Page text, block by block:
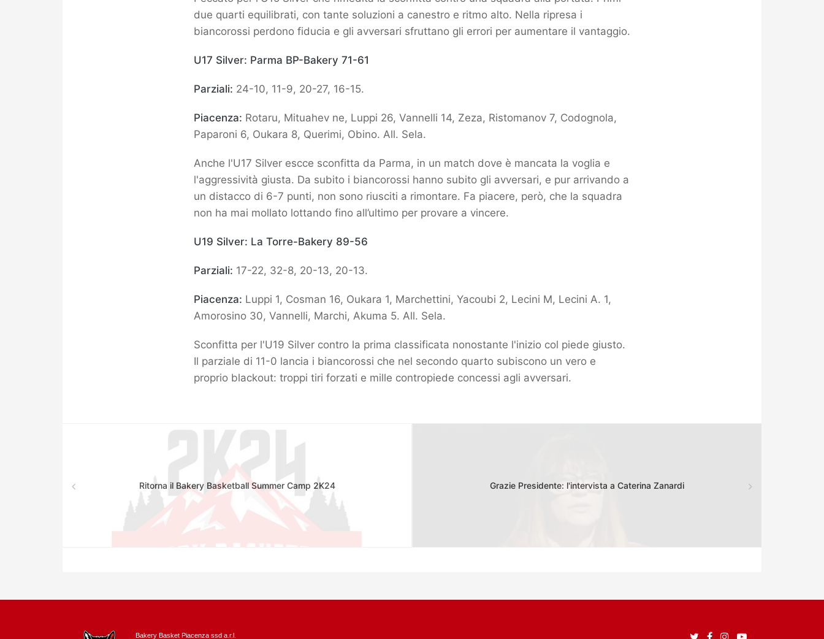
due quarti equilibrati, con tante soluzioni a canestro e ritmo alto. Nella ripresa i
biancorossi perdono fiducia e gli avversari sfruttano gli errori per aumentare il vantaggio.
U17 Silver: Parma BP-Bakery 71-61
Parziali: 24-10, 11-9, 20-27, 16-15.
Piacenza: Rotaru, Mituahev ne, Luppi 26, Vannelli 14, Zeza, Ristomanov 7, Codognola,
Paparoni 6, Oukara 8, Querimi, Obino. All. Sela.
Anche l'U17 Silver escce sconfitta da Parma, in un match dove è mancata la voglia e
l'aggressività giusta. Da subito i biancorossi hanno subito gli avversari, e pur arrivando a
un distacco di 6-7 punti, non sono riusciti a rimontare. Fa piacere, però, che la squadra
non ha mai mollato lottando fino all’ultimo per provare a vincere.
U19 Silver: La Torre-Bakery 89-56
Parziali: 17-22, 32-8, 20-13, 20-13.
Piacenza: Luppi 1, Cosman 16, Oukara 1, Marchettini, Yacoubi 2, Lecini M, Lecini A. 1,
Amorosino 30, Vannelli, Marchi, Akuma 5. All. Sela.
Sconfitta per l'U19 Silver contro la prima classificata nonostante l'inizio col piede giusto.
Il parziale di 11-0 lancia i biancorossi che nel secondo quarto subiscono un vero e
proprio blackout: troppi tiri forzati e mille contropiede concessi agli avversari.
Ritorna il Bakery Basketball Summer Camp 2K24 Grazie Presidente: l'intervista a Caterina Zanardi
Bakery Basket Piacenza ssd a.r.l.